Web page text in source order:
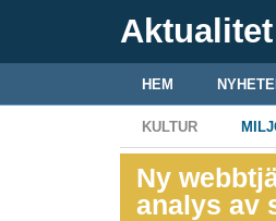
Aktualitet
HEM
KULTUR
Ny
analys av